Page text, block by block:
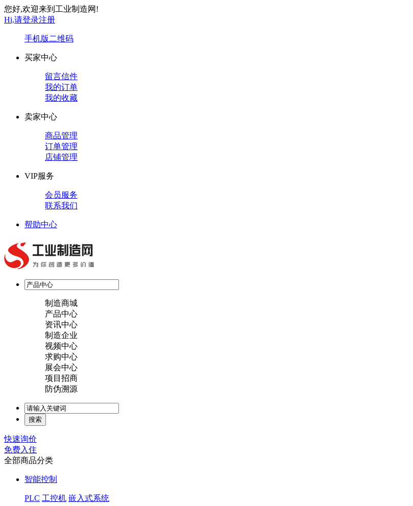
您好,欢迎来到工业制造网!
Hi,请登录注册
手机版 二维码
买家中心
留言信件
我的订单
我的收藏
卖家中心
商品管理
订单管理
店铺管理
VIP服务
会员服务
联系我们
帮助中心
制造商城
产品中心
资讯中心
制造企业
视频中心
求购中心
展会中心
项目招商
防伪溯源
快速询价
免费入住
全部商品分类
智能控制
PLC 工控机 嵌入式系统